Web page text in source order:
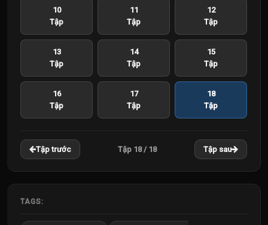
10
Tập
11
Tập
12
Tập
13
Tập
14
Tập
15
Tập
16
Tập
17
Tập
18
Tập
Tập trước Tập 18 / 18 Tập sau
TAGS: